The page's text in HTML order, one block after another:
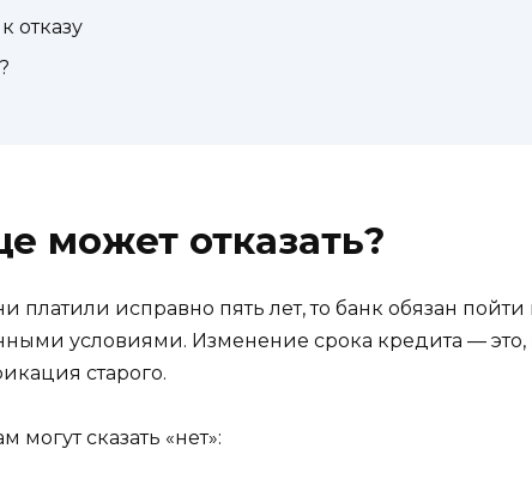
отказу
может отказать?
исправно пять лет, то банк обязан пойти
условиями. Изменение срока кредита — это,
старого.
сказать «нет»: